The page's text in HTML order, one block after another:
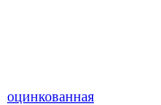
оцинкованная